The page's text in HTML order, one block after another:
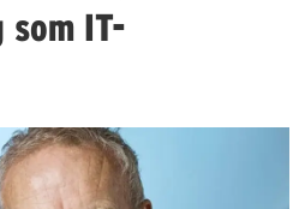
IT-